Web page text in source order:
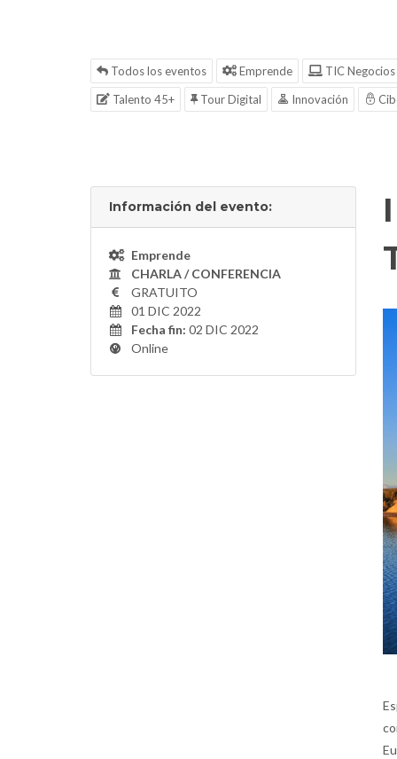
Todos los eventos Emprende
TIC Negocios
Talento 45+
Tour Digital Innovación
Información del evento:
Emprende
CHARLA / CONFERENCIA
GRATUITO
01 DIC 2022
Fecha fin: 02 DIC 2022
Online